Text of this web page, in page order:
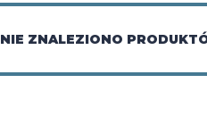
NIE ZNALEZIONO